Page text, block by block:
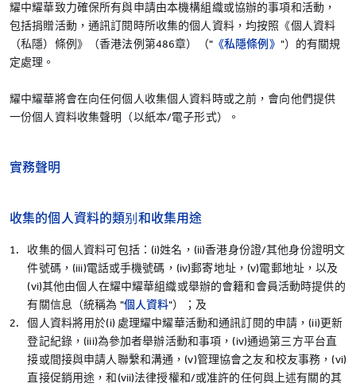
廣州耀華
上海古北耀華
煙台耀華
浙江桐鄉耀華
上海臨港耀華幼兒園
上海耀華嬰幼兒探索中心
青島耀華幼兒園
薩默塞特文化中心
上海臨港耀華嬰幼兒教育中心
耀中耀華致力確保所有與申請由本機構組織或協辦的事項和活動，
包括捐贈活動，通訊訂閱時所收集的個人資料，均按照《個人資料
（私隱）條例》（香港法例第486章）（"《私隱條例》 "）的有關規
定處理。
耀中耀華將會在向任何個人收集個人資料時或之前，會向他們提供
一份個人資料收集聲明（以紙本/電子形式）。
實務聲明
收集的個人資料的類别和收集用途
收集的個人資料可包括：(i)姓名，(ii)香港身份證/其他身份證明文
件號碼，(iii)電話或手機號碼，(iv)郵寄地址，(v)電郵地址，以及
(vi)其他由個人在耀中耀華組織或舉辦的會籍和會員活動時提供的
有關信息（統稱為 "個人資料"）；及
個人資料將用於(i) 處理耀中耀華活動和通訊訂閱的申請，(ii)更新
登記紀錄，(iii)為參加者舉辦活動和事項，(iv)通過第三方平台直
接或間接與申請人聯繫和溝通，(v)管理協會之友和校友事務，(vi)
直接促銷用途，和(vii)法律授權和/或准許的任何與上述有關的其